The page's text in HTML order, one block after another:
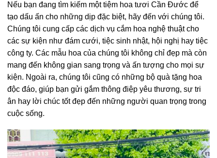
Nếu bạn đang tìm kiếm một tiệm hoa tươi Cần Đước để
tạo dấu ấn cho những dịp đặc biệt, hãy đến với chúng tôi.
Chúng tôi cung cấp các dịch vụ cắm hoa nghệ thuật cho
các sự kiện như đám cưới, tiệc sinh nhật, hội nghị hay tiệc
công ty. Các mẫu hoa của chúng tôi không chỉ đẹp mà còn
mang đến không gian sang trọng và ấn tượng cho mọi sự
kiện. Ngoài ra, chúng tôi cũng có những bộ quà tặng hoa
độc đáo, giúp bạn gửi gắm thông điệp yêu thương, sự tri
ân hay lời chúc tốt đẹp đến những người quan trọng trong
cuộc sống.